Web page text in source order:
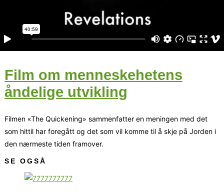
Film om menneskehetens
åndelige utvikling
Filmen «The Quickening» sammenfatter en meningen med det
som hittil har foregått og det som vil komme til å skje på Jorden i
den nærmeste tiden framover.
SE OGSÅ